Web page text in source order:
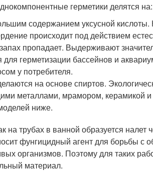
герметики делятся на:
содержанием уксусной
происходит под действием
запах пропадает. Выдерживают
для герметизации бассейнов и
у потребителя.
на основе спиртов.
металлами, мрамором, керамикой
ниже.
на трубах в ванной образуется
фунгицидный агент для борьбы с
организмов. Поэтому для таких
материал.